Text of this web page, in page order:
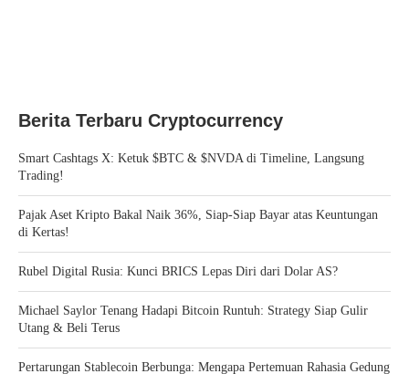
Berita Terbaru Cryptocurrency
Smart Cashtags X: Ketuk $BTC & $NVDA di Timeline, Langsung
Trading!
Pajak Aset Kripto Bakal Naik 36%, Siap-Siap Bayar atas Keuntungan
di Kertas!
Rubel Digital Rusia: Kunci BRICS Lepas Diri dari Dolar AS?
Michael Saylor Tenang Hadapi Bitcoin Runtuh: Strategy Siap Gulir
Utang & Beli Terus
Pertarungan Stablecoin Berbunga: Mengapa Pertemuan Rahasia Gedung